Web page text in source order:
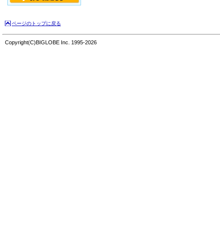
ページのトップに戻る
Copyright(C)BIGLOBE Inc. 1995-2026